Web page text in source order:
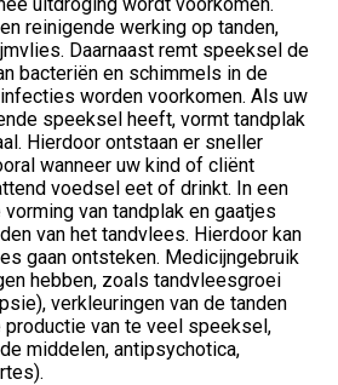
reinigende werking op tanden,
Daarnaast remt speeksel de
bacteriën en schimmels in de
worden voorkomen. Als uw
speeksel heeft, vormt tandplak
Hierdoor ontstaan er sneller
wanneer uw kind of cliënt
voedsel eet of drinkt. In een
van tandplak en gaatjes
van het tandvlees. Hierdoor kan
gaan ontsteken. Medicijngebruik
hebben, zoals tandvleesgroei
verkleuringen van de tanden
productie van te veel speeksel,
middelen, antipsychotica,